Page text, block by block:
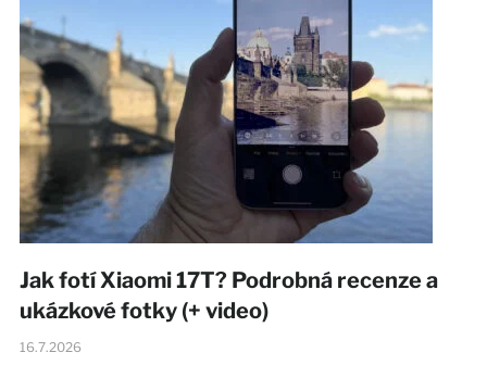
Jak fotí Xiaomi 17T? Podrobná recenze a
ukázkové fotky (+ video)
16.7.2026